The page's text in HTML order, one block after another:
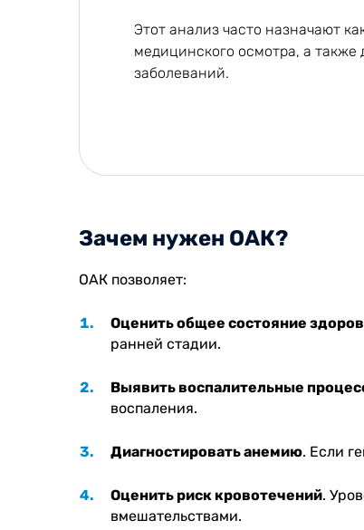
Этот анализ часто назначают
медицинского осмотра, а также
заболеваний.
Зачем нужен ОАК?
ОАК позволяет:
Оценить общее состояние
ранней стадии.
Выявить воспалительные
воспаления.
Диагностировать анемию. Если
Оценить риск кровотечений.
вмешательствами.